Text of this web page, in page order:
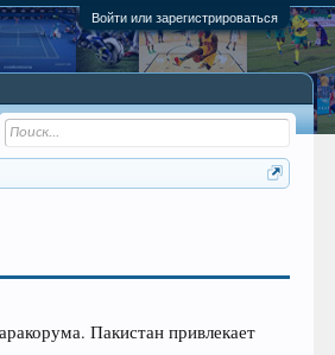
Войти или зарегистрироваться
Пакистан привлекает